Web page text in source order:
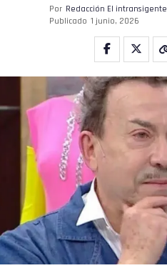
Por Redacción El intransigente
Publicado 1 junio, 2026